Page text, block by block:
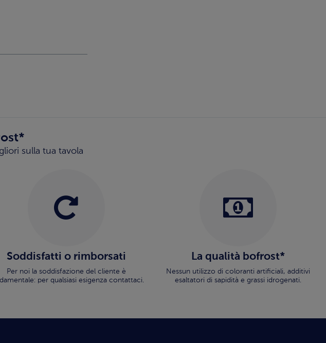
sulla tua tavola
Soddisfatti o rimborsati
Per noi la soddisfazione del cliente è
per qualsiasi esigenza contattaci.
La qualità bofrost*
Nessun utilizzo di coloranti artificiali, additivi
esaltatori di sapidità e grassi idrogenati.